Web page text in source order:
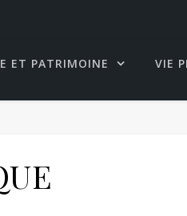
ET PATRIMOINE VIE